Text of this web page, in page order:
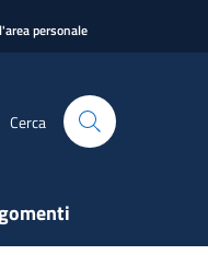
personale
Cerca